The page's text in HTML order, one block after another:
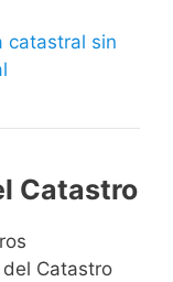
catastral sin
Catastro
Catastro